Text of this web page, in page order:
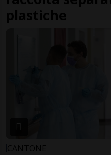
plastiche
CANTONE